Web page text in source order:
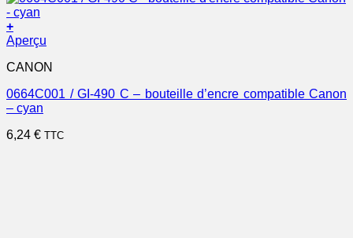
+
Aperçu
CANON
0664C001 / GI-490 C – bouteille d’encre compatible Canon
– cyan
6,24 € TTC